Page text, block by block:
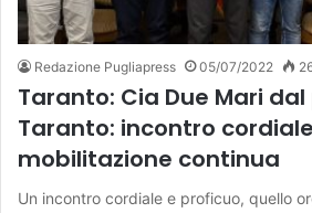
Redazione Pugliapress 05/07/2022
Taranto: Cia Due Mari
Taranto: incontro
mobilitazione continua
Un incontro cordiale e proficuo, quello